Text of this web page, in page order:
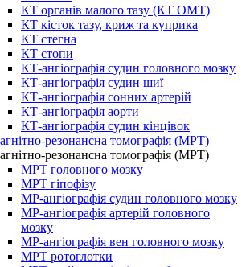
КТ органів малого тазу (КТ ОМТ)
КТ кісток тазу, криж та куприка
КТ стегна
КТ стопи
КТ-ангіографія судин головного мозку
КТ-ангіографія судин шиї
КТ-ангіографія сонних артерій
КТ-ангіографія аорти
КТ-ангіографія судин кінцівок
резонансна томографія (МРТ)
резонансна томографія (МРТ)
МРТ головного мозку
МРТ гіпофізу
МР-ангіографія судин головного мозку
МР-ангіографія артерій головного
мозку
МР-ангіографія вен головного мозку
МРТ ротоглотки